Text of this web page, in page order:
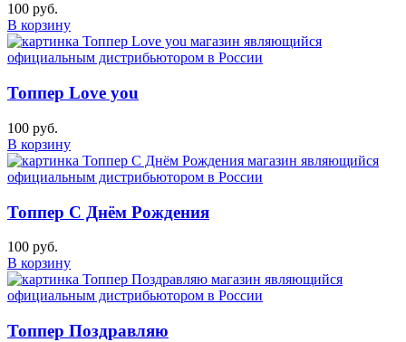
100 руб.
В корзину
Топпер Love you
100 руб.
В корзину
Топпер С Днём Рождения
100 руб.
В корзину
Топпер Поздравляю